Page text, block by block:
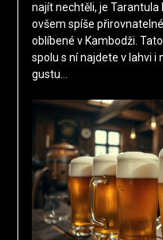
najít nechtěli, je Tarantula
ovšem spíše
oblíbené v Kambodži.
spolu s ní najdete v lahvi
gustu…